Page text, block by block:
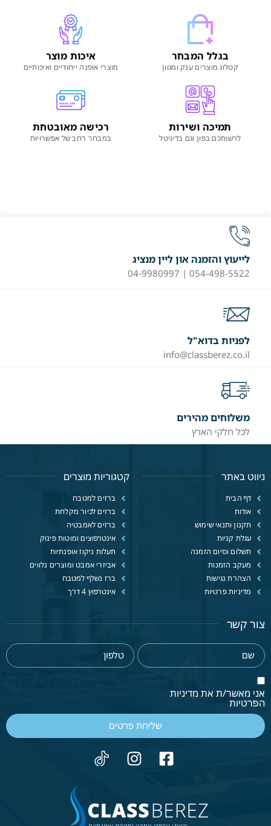
בגלל המבחר
קטלוג מוצרים ענק ומגוון
איכות מוצר
מוצרי אופנה ייחודיים ואיכותיים
תמיכה ושירות
לרשותכם בפון וגם בדיגיטל
רכישה מאובטחת
במבחר רחב של אפשרויות
לייעוץ והזמנה און ליין מנציג
054-498-5522 | 04-9980997
לפניות בדוא"ל
info@classberez.co.il
משלוחים מהירים
לכל חלקי הארץ
ניווט באתר
דף הבית
אודות
תקנון ותנאי שימוש
עגלת קניות
תשלום וסיום הזמנה
מעקב הזמנות
הצהרת נגישות
מדיניות פרטיות
קטגוריות מוצרים
ברזים למטבח
ברזים לכיור מקלחת
ברזים לאמבטיה
אינטרפוצים ומוטות פינוק
תעלות ניקוז אופנתיות
אביזרי אמבט ומוצרים נלווים
ברז נשלף למטבח
אינטרפוץ 4 דרך
צור קשר
אני מאשר/ת את מדיניות
הפרטיות
שליחת פרטים